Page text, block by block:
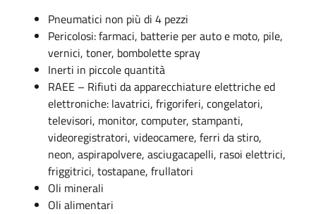
Pneumatici non più di 4 pezzi
Pericolosi: farmaci, batterie per auto e moto, pile,
vernici, toner, bombolette spray
Inerti in piccole quantità
RAEE – Rifiuti da apparecchiature elettriche ed
elettroniche: lavatrici, frigoriferi, congelatori,
televisori, monitor, computer, stampanti,
videoregistratori, videocamere, ferri da stiro,
neon, aspirapolvere, asciugacapelli, rasoi elettrici,
friggitrici, tostapane, frullatori
Oli minerali
Oli alimentari